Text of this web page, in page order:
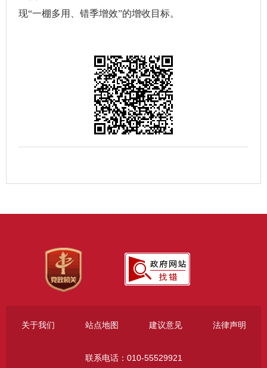
现“一棚多用、错季增效”的增收目标。
关于我们 站点地图 建议意见 法律声明
联系电话：010-55529921